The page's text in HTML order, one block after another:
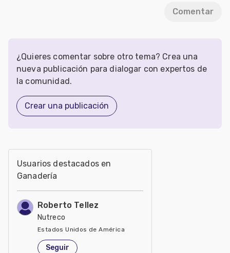
Comentar
¿Quieres comentar sobre otro tema? Crea una
nueva publicación para dialogar con expertos de
la comunidad.
Crear una publicación
Usuarios destacados en
Ganadería
Roberto Tellez
Nutreco
Estados Unidos de América
Seguir